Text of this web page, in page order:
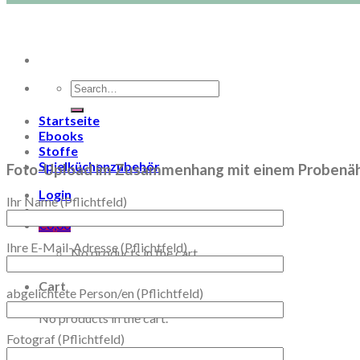
Search
for:
Startseite
Ebooks
Stoffe
Spielküchenzubehör
Login
€0,00
No products in the cart.
Cart
No products in the cart.
Foto-Upload im Zusammenhang mit einem
Ihr Name (Pflichtfeld)
Ihre E-Mail-Adresse (Pflichtfeld)
abgelichtete Person/en (Pflichtfeld)
Fotograf (Pflichtfeld)